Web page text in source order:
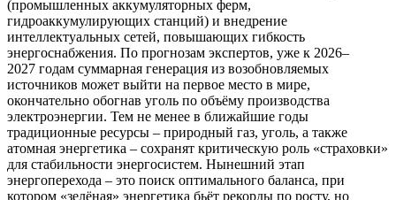
(промышленных аккумуляторных ферм,
гидроаккумулирующих станций) и внедрение
интеллектуальных сетей, повышающих гибкость
энергоснабжения. По прогнозам экспертов, уже к 2026–
2027 годам суммарная генерация из возобновляемых
источников может выйти на первое место в мире,
окончательно обогнав уголь по объёму производства
электроэнергии. Тем не менее в ближайшие годы
традиционные ресурсы – природный газ, уголь, а также
атомная энергетика – сохранят критическую роль «страховки»
для стабильности энергосистем. Нынешний этап
энергоперехода – это поиск оптимального баланса, при
котором «зелёная» энергетика бьёт рекорды по росту, но